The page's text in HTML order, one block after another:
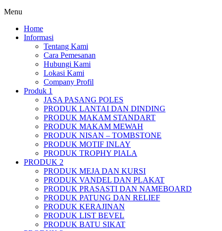
Menu
Home
Informasi
Tentang Kami
Cara Pemesanan
Hubungi Kami
Lokasi Kami
Company Profil
Produk 1
JASA PASANG POLES
PRODUK LANTAI DAN DINDING
PRODUK MAKAM STANDART
PRODUK MAKAM MEWAH
PRODUK NISAN – TOMBSTONE
PRODUK MOTIF INLAY
PRODUK TROPHY PIALA
PRODUK 2
PRODUK MEJA DAN KURSI
PRODUK VANDEL DAN PLAKAT
PRODUK PRASASTI DAN NAMEBOARD
PRODUK PATUNG DAN RELIEF
PRODUK KERAJINAN
PRODUK LIST BEVEL
PRODUK BATU SIKAT